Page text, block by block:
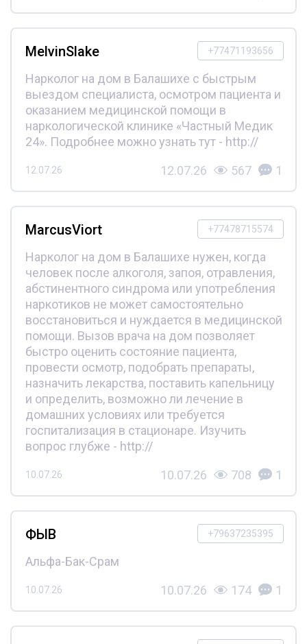
+77471193656
MelvinSlake
Нарколог на дом в Балашихе с быстрым
выездом специалиста, осмотром пациента и
оказанием медицинской помощи в
наркологической клинике «Частный Медик
24». Подробнее можно узнать тут - http://
12.07.26 12.07.26 567 1
+77478715574
MarcusViort
Нарколог на дом в Балашихе нужен, когда
человек после алкоголя, запоя, отравления,
абстинентного синдрома или употребления
наркотиков не может самостоятельно
восстановиться и нуждается в медицинской
помощи. Вызов врача на дом позволяет
быстро оценить состояние пациента,
провести осмотр, подобрать препараты,
назначить лекарства, поставить капельницу
и определить, возможно ли лечение в
домашних условиях или требуется
госпитализация в стационаре. Изучить
вопрос глубже - http://
10.07.26 10.07.26 708 1
+79637235395
ФЫВ
Альфа-Бак-Срам
10.07.26 10.07.26 174 1